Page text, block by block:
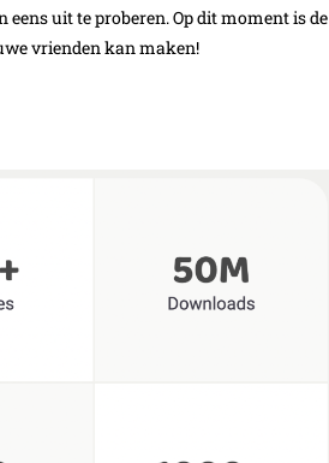
uit te proberen. Op dit moment is de
vrienden kan maken!